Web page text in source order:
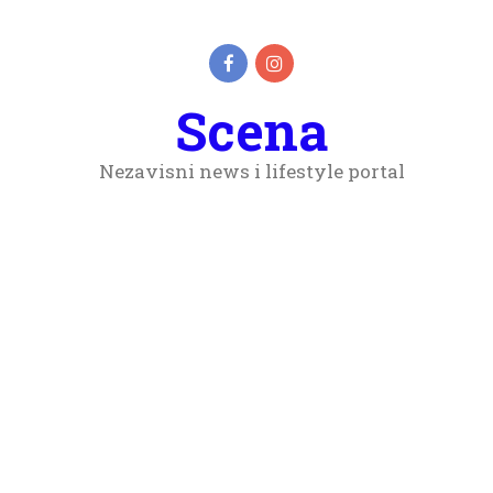
Scena
Nezavisni news i lifestyle portal